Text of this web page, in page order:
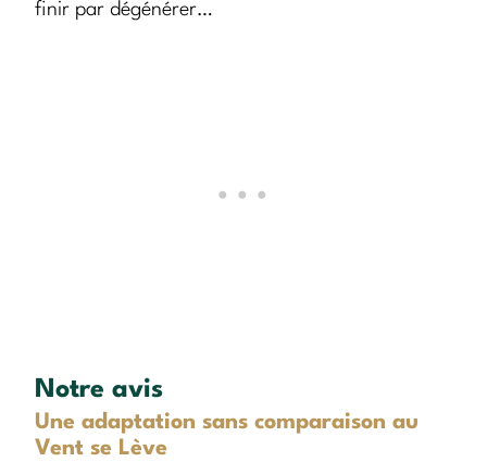
finir par dégénérer…
Notre avis
Une adaptation sans comparaison au
Vent se Lève